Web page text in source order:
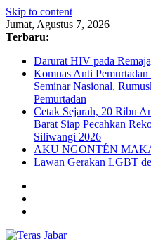
Skip to content
Jumat, Agustus 7, 2026
Terbaru:
Darurat HIV pada
Komnas Anti
Seminar Nasional,
Pemurtadan
Cetak Sejarah, 20 Ribu
Barat Siap Pecahkan
Siliwangi 2026
AKU NGONTÉN
Lawan Gerakan LGBT